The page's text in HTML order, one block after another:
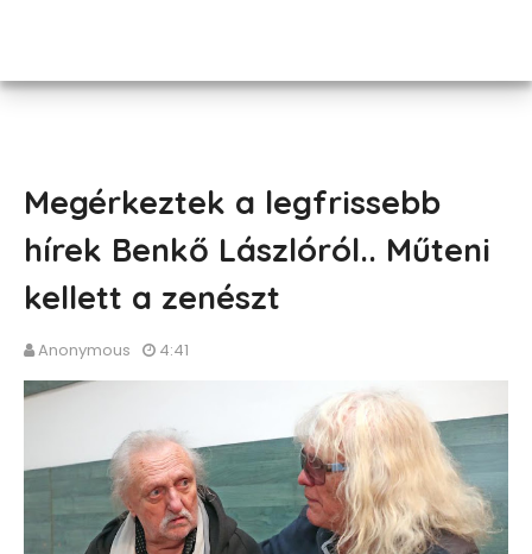
Megérkeztek a legfrissebb
hírek Benkő Lászlóról.. Műteni
kellett a zenészt
Anonymous 4:41